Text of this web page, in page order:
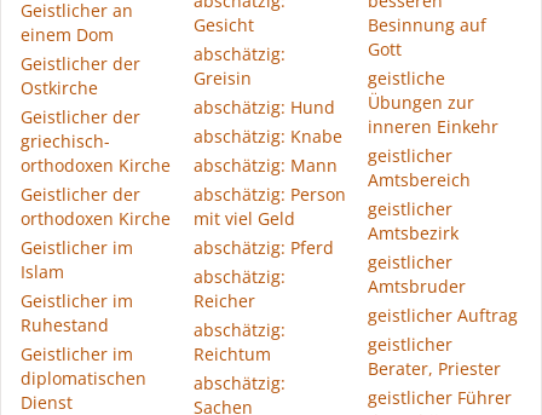
Geistlicher an
einem Dom
Geistlicher der
Ostkirche
Geistlicher der
griechisch-
orthodoxen Kirche
Geistlicher der
orthodoxen Kirche
Geistlicher im
Islam
Geistlicher im
Ruhestand
Geistlicher im
diplomatischen
Dienst
Gesicht
abschätzig:
Greisin
abschätzig: Hund
abschätzig: Knabe
abschätzig: Mann
abschätzig: Person
mit viel Geld
abschätzig: Pferd
abschätzig:
Reicher
abschätzig:
Reichtum
abschätzig:
Sachen
Besinnung auf
Gott
geistliche
Übungen zur
inneren Einkehr
geistlicher
Amtsbereich
geistlicher
Amtsbezirk
geistlicher
Amtsbruder
geistlicher Auftrag
geistlicher
Berater, Priester
geistlicher Führer